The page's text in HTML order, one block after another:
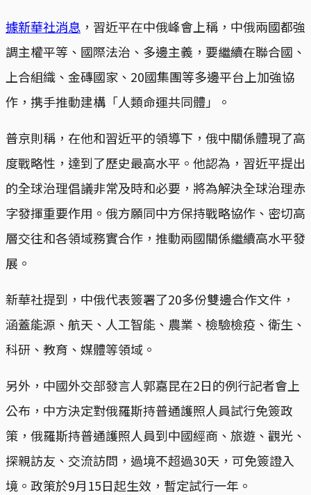
據新華社消息 ，習近平在中俄峰會上稱，中俄兩國都強
調主權平等、國際法治、多邊主義，要繼續在聯合國、
上合組織、金磚國家、20國集團等多邊平台上加強協
作，携手推動建構「人類命運共同體」。
普京則稱，在他和習近平的領導下，俄中關係體現了高
度戰略性，達到了歷史最高水平。他認為，習近平提出
的全球治理倡議非常及時和必要，將為解決全球治理赤
字發揮重要作用。俄方願同中方保持戰略協作、密切高
層交往和各領域務實合作，推動兩國關係繼續高水平發
展。
新華社提到，中俄代表簽署了20多份雙邊合作文件，
涵蓋能源、航天、人工智能、農業、檢驗檢疫、衛生、
科研、教育、媒體等領域。
另外，中國外交部發言人郭嘉昆在2日的例行記者會上
公布，中方決定對俄羅斯持普通護照人員試行免簽政
策，俄羅斯持普通護照人員到中國經商、旅遊、觀光、
探親訪友、交流訪問，過境不超過30天，可免簽證入
境。政策於9月15日起生效，暫定試行一年。